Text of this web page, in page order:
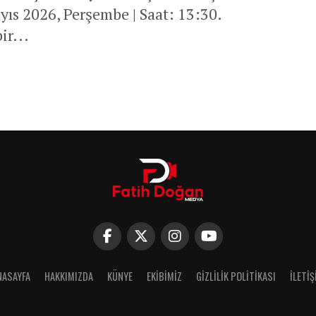
2026, Perşembe | Saat: 13:30.
HAKKIMIZDA KÜNYE EKIBIMIZ GIZLILIK POLITIKASI